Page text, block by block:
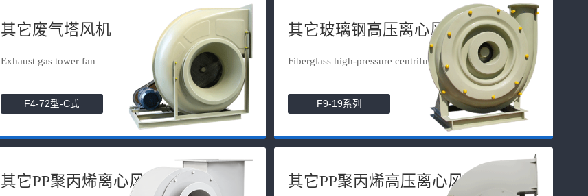
其它废气塔风机
Exhaust gas tower fan
F4-72型-C式
其它玻璃钢高压离心风机
Fiberglass high-pressure centrifuga...
F9-19系列
其它PP聚丙烯离心风机 其它PP聚丙烯高压离心风机